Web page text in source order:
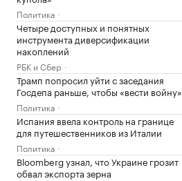
Политика
Четыре доступных и понятных
инструмента диверсификации
накоплений
РБК и Сбер
Трамп попросил уйти с заседания
Госдепа раньше, чтобы «вести войну»
Политика
Испания ввела контроль на границе
для путешественников из Италии
Политика
Bloomberg узнал, что Украине грозит
обвал экспорта зерна